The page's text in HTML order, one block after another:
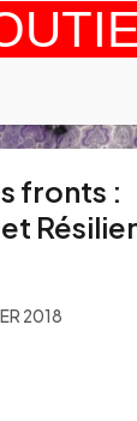
fronts :
2018